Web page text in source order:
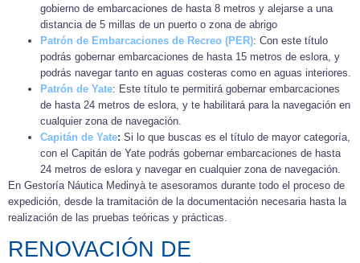
gobierno de embarcaciones de hasta 8 metros y alejarse a una
distancia de 5 millas de un puerto o zona de abrigo
Patrón de Embarcaciones de Recreo (PER): Con este título
podrás gobernar embarcaciones de hasta 15 metros de eslora, y
podrás navegar tanto en aguas costeras como en aguas interiores.
Patrón de Yate: Este título te permitirá gobernar embarcaciones
de hasta 24 metros de eslora, y te habilitará para la navegación en
cualquier zona de navegación.
Capitán de Yate: Si lo que buscas es el título de mayor categoría,
con el Capitán de Yate podrás gobernar embarcaciones de hasta
24 metros de eslora y navegar en cualquier zona de navegación.
En Gestoría Náutica Medinyà te asesoramos durante todo el proceso de
expedición, desde la tramitación de la documentación necesaria hasta la
realización de las pruebas teóricas y prácticas.
RENOVACIÓN DE